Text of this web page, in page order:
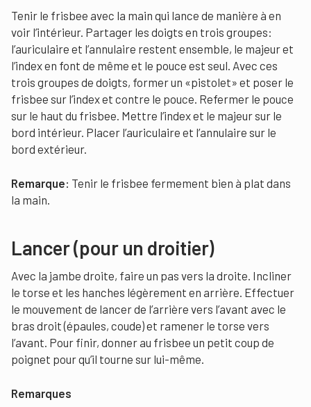
Tenir le frisbee avec la main qui lance de manière à en
voir l’intérieur. Partager les doigts en trois groupes:
l’auriculaire et l’annulaire restent ensemble, le majeur et
l’index en font de même et le pouce est seul. Avec ces
trois groupes de doigts, former un «pistolet» et poser le
frisbee sur l’index et contre le pouce. Refermer le pouce
sur le haut du frisbee. Mettre l’index et le majeur sur le
bord intérieur. Placer l’auriculaire et l’annulaire sur le
bord extérieur.
Remarque: Tenir le frisbee fermement bien à plat dans
la main.
Lancer (pour un droitier)
Avec la jambe droite, faire un pas vers la droite. Incliner
le torse et les hanches légèrement en arrière. Effectuer
le mouvement de lancer de l’arrière vers l’avant avec le
bras droit (épaules, coude) et ramener le torse vers
l’avant. Pour finir, donner au frisbee un petit coup de
poignet pour qu’il tourne sur lui-même.
Remarques